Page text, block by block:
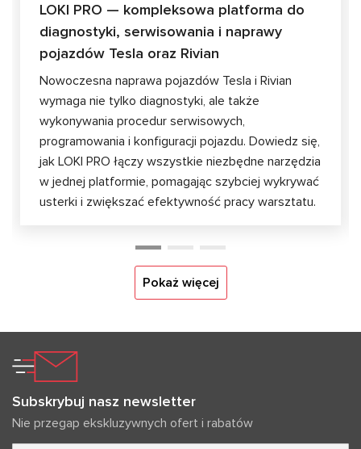
LOKI PRO — kompleksowa platforma do
diagnostyki, serwisowania i naprawy
pojazdów Tesla oraz Rivian
Nowoczesna naprawa pojazdów Tesla i Rivian
wymaga nie tylko diagnostyki, ale także
wykonywania procedur serwisowych,
programowania i konfiguracji pojazdu. Dowiedz się,
jak LOKI PRO łączy wszystkie niezbędne narzędzia
w jednej platformie, pomagając szybciej wykrywać
usterki i zwiększać efektywność pracy warsztatu.
Pokaż więcej
Subskrybuj nasz newsletter
Nie przegap ekskluzywnych ofert i rabatów